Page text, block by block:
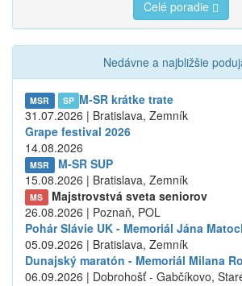
Celé poradie
Nedávne a najbližšie
MSR SP M-SR krátke trate
31.07.2026 | Bratislava, Zemník
Grape festival 2026
14.08.2026
MSR
M-SR SUP
15.08.2026 | Bratislava, Zemník
MS
Majstrovstvá sveta seniorov
26.08.2026 | Poznaň, POL
Pohár Slávie UK - Memoriál Jána
05.09.2026 | Bratislava, Zemník
Dunajský maratón - Memoriál Milana
06.09.2026 | Dobrohošť - Gabčíkovo,